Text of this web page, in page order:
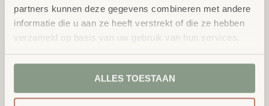
partners kunnen deze gegevens combineren met andere
informatie die u aan ze heeft verstrekt of die ze hebben
verzameld op basis van uw gebruik van hun services.
ALLES TOESTAAN